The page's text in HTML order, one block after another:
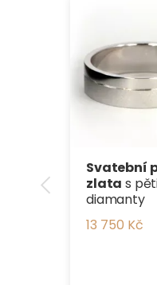
Svatební
zlata s
diamanty
13 750 Kč